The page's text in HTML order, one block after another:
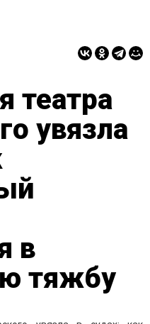
театра
увязла
в
тяжбу